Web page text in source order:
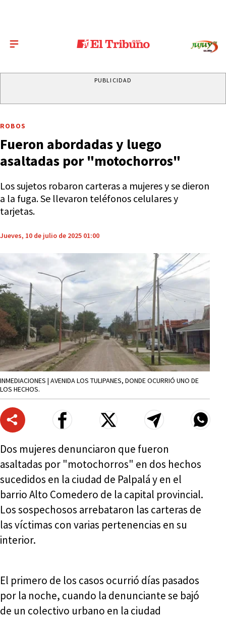
PUBLICIDAD
ROBOS
Fueron abordadas y luego
asaltadas por "motochorros"
Los sujetos robaron carteras a mujeres y se dieron
a la fuga. Se llevaron teléfonos celulares y
tarjetas.
Jueves, 10 de julio de 2025 01:00
INMEDIACIONES | AVENIDA LOS TULIPANES, DONDE OCURRIÓ UNO DE
LOS HECHOS.
Dos mujeres denunciaron que fueron
asaltadas por "motochorros" en dos hechos
sucedidos en la ciudad de Palpalá y en el
barrio Alto Comedero de la capital provincial.
Los sospechosos arrebataron las carteras de
las víctimas con varias pertenencias en su
interior.
El primero de los casos ocurrió días pasados
por la noche, cuando la denunciante se bajó
de un colectivo urbano en la ciudad